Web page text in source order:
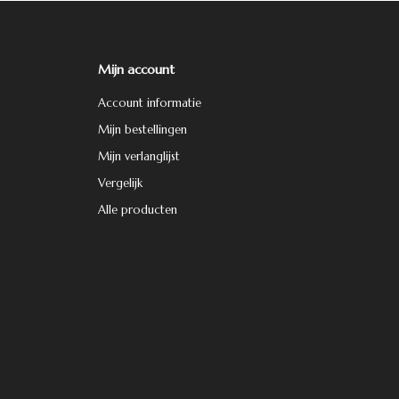
Mijn account
Account informatie
Mijn bestellingen
Mijn verlanglijst
Vergelijk
Alle producten